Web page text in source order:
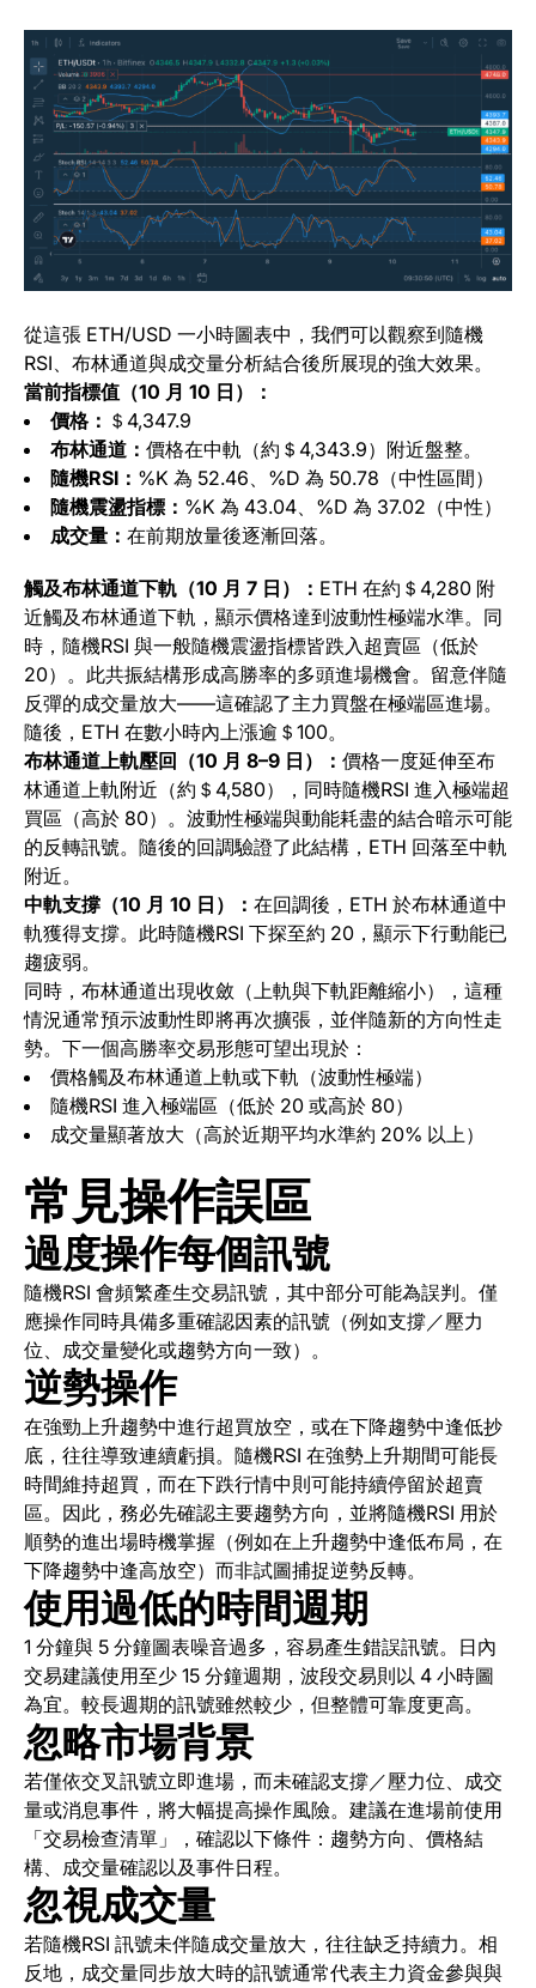
從這張 ETH/USD 一小時圖表中，我們可以觀察到隨機
RSI、布林通道與成交量分析結合後所展現的強大效果。
當前指標值（10 月 10 日）：
價格： ＄4,347.9
布林通道： 價格在中軌（約＄4,343.9）附近盤整。
隨機RSI： %K 為 52.46、%D 為 50.78（中性區間）
隨機震盪指標： %K 為 43.04、%D 為 37.02（中性）
成交量： 在前期放量後逐漸回落。
觸及布林通道下軌（10 月 7 日）： ETH 在約＄4,280 附
近觸及布林通道下軌，顯示價格達到波動性極端水準。同
時，隨機RSI 與一般隨機震盪指標皆跌入超賣區（低於
20）。此共振結構形成高勝率的多頭進場機會。留意伴隨
反彈的成交量放大——這確認了主力買盤在極端區進場。
隨後，ETH 在數小時內上漲逾＄100。
布林通道上軌壓回（10 月 8–9 日）： 價格一度延伸至布
林通道上軌附近（約＄4,580），同時隨機RSI 進入極端超
買區（高於 80）。波動性極端與動能耗盡的結合暗示可能
的反轉訊號。隨後的回調驗證了此結構，ETH 回落至中軌
附近。
中軌支撐（10 月 10 日）： 在回調後，ETH 於布林通道中
軌獲得支撐。此時隨機RSI 下探至約 20，顯示下行動能已
趨疲弱。
同時，布林通道出現收斂（上軌與下軌距離縮小），這種
情況通常預示波動性即將再次擴張，並伴隨新的方向性走
勢。下一個高勝率交易形態可望出現於：
價格觸及布林通道上軌或下軌（波動性極端）
隨機RSI 進入極端區（低於 20 或高於 80）
成交量顯著放大（高於近期平均水準約 20% 以上）
常見操作誤區
過度操作每個訊號
隨機RSI 會頻繁產生交易訊號，其中部分可能為誤判。僅
應操作同時具備多重確認因素的訊號（例如支撐／壓力
位、成交量變化或趨勢方向一致）。
逆勢操作
在強勁上升趨勢中進行超買放空，或在下降趨勢中逢低抄
底，往往導致連續虧損。隨機RSI 在強勢上升期間可能長
時間維持超買，而在下跌行情中則可能持續停留於超賣
區。因此，務必先確認主要趨勢方向，並將隨機RSI 用於
順勢的進出場時機掌握（例如在上升趨勢中逢低布局，在
下降趨勢中逢高放空）而非試圖捕捉逆勢反轉。
使用過低的時間週期
1 分鐘與 5 分鐘圖表噪音過多，容易產生錯誤訊號。日內
交易建議使用至少 15 分鐘週期，波段交易則以 4 小時圖
為宜。較長週期的訊號雖然較少，但整體可靠度更高。
忽略市場背景
若僅依交叉訊號立即進場，而未確認支撐／壓力位、成交
量或消息事件，將大幅提高操作風險。建議在進場前使用
「交易檢查清單」，確認以下條件：趨勢方向、價格結
構、成交量確認以及事件日程。
忽視成交量
若隨機RSI 訊號未伴隨成交量放大，往往缺乏持續力。相
反地，成交量同步放大時的訊號通常代表主力資金參與與